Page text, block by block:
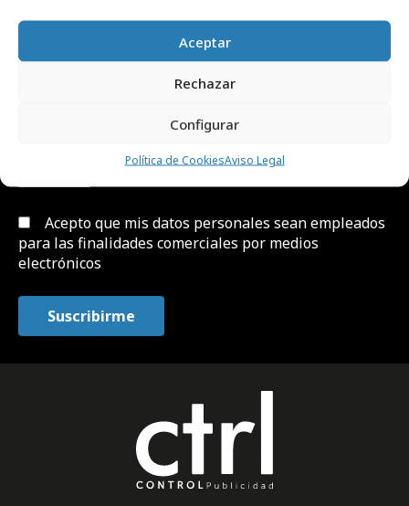
Aceptar
Rechazar
Configurar
Política de CookiesAviso Legal
He leído y acepto elAviso Legal y la Política de
Acepto que mis datos personales sean empleados
para las finalidades comerciales por medios
electrónicos